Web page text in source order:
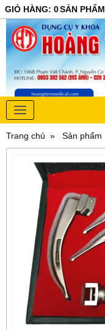
GIỎ HÀNG: 0SẢN PHẨM
Trang chủ Sản phẩm